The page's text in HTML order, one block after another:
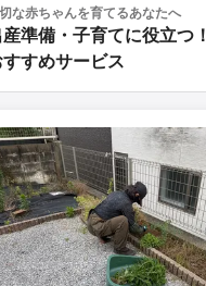
な赤ちゃんを育てるあなたへ
準備・子育てに役立つ！
すめサービス